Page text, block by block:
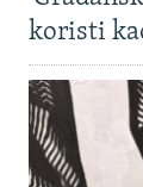
koristi